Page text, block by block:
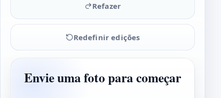
Refazer
Redefinir edições
Envie uma foto para começar